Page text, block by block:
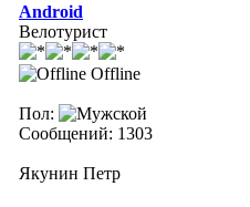
Android
Велотурист
Offline
Пол:
Сообщений: 1303
Якунин Петр